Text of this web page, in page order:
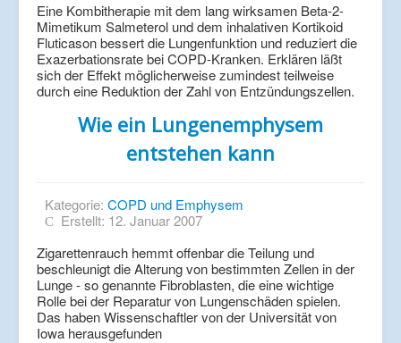
Eine Kombitherapie mit dem lang wirksamen Beta-2-
Mimetikum Salmeterol und dem inhalativen Kortikoid
Fluticason bessert die Lungenfunktion und reduziert die
Exazerbationsrate bei COPD-Kranken. Erklären läßt
sich der Effekt möglicherweise zumindest teilweise
durch eine Reduktion der Zahl von Entzündungszellen.
Wie ein Lungenemphysem
entstehen kann
Kategorie: COPD und Emphysem
Erstellt: 12. Januar 2007
Zigarettenrauch hemmt offenbar die Teilung und
beschleunigt die Alterung von bestimmten Zellen in der
Lunge - so genannte Fibroblasten, die eine wichtige
Rolle bei der Reparatur von Lungenschäden spielen.
Das haben Wissenschaftler von der Universität von
Iowa herausgefunden